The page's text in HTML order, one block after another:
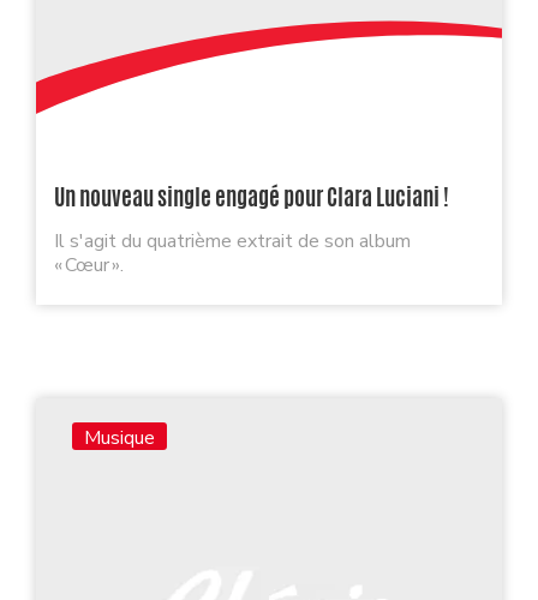
Un nouveau single engagé pour Clara Luciani !
Il s'agit du quatrième extrait de son album
« Cœur ».
Musique